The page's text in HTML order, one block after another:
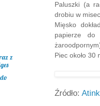
Paluszki (a
drobiu w
Mięsko
papierze do
Piec około
Źródło:
z